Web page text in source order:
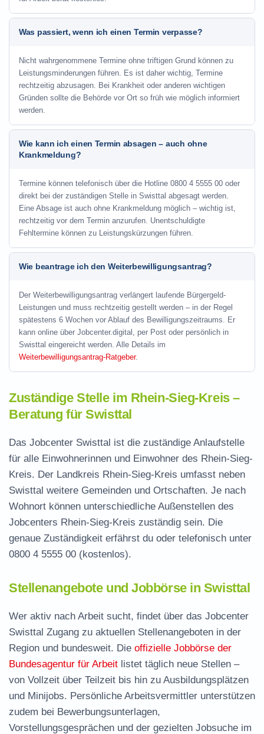
Was passiert, wenn ich einen Termin verpasse?
Nicht wahrgenommene Termine ohne triftigen Grund können zu
Leistungsminderungen führen. Es ist daher wichtig, Termine
rechtzeitig abzusagen. Bei Krankheit oder anderen wichtigen
Gründen sollte die Behörde vor Ort so früh wie möglich informiert
werden.
Wie kann ich einen Termin absagen – auch ohne
Krankmeldung?
Termine können telefonisch über die Hotline 0800 4 5555 00 oder
direkt bei der zuständigen Stelle in Swisttal abgesagt werden.
Eine Absage ist auch ohne Krankmeldung möglich – wichtig ist,
rechtzeitig vor dem Termin anzurufen. Unentschuldigte
Fehltermine können zu Leistungskürzungen führen.
Wie beantrage ich den Weiterbewilligungsantrag?
Der Weiterbewilligungsantrag verlängert laufende Bürgergeld-
Leistungen und muss rechtzeitig gestellt werden – in der Regel
spätestens 6 Wochen vor Ablauf des Bewilligungszeitraums. Er
kann online über Jobcenter.digital, per Post oder persönlich in
Swisttal eingereicht werden. Alle Details im
Weiterbewilligungsantrag-Ratgeber.
Zuständige Stelle im Rhein-Sieg-Kreis –
Beratung für Swisttal
Das Jobcenter Swisttal ist die zuständige Anlaufstelle
für alle Einwohnerinnen und Einwohner des Rhein-Sieg-
Kreis. Der Landkreis Rhein-Sieg-Kreis umfasst neben
Swisttal weitere Gemeinden und Ortschaften. Je nach
Wohnort können unterschiedliche Außenstellen des
Jobcenters Rhein-Sieg-Kreis zuständig sein. Die
genaue Zuständigkeit erfährst du oder telefonisch unter
0800 4 5555 00 (kostenlos).
Stellenangebote und Jobbörse in Swisttal
Wer aktiv nach Arbeit sucht, findet über das Jobcenter
Swisttal Zugang zu aktuellen Stellenangeboten in der
Region und bundesweit. Die offizielle Jobbörse der
Bundesagentur für Arbeit listet täglich neue Stellen –
von Vollzeit über Teilzeit bis hin zu Ausbildungsplätzen
und Minijobs. Persönliche Arbeitsvermittler unterstützen
zudem bei Bewerbungsunterlagen,
Vorstellungsgesprächen und der gezielten Jobsuche im